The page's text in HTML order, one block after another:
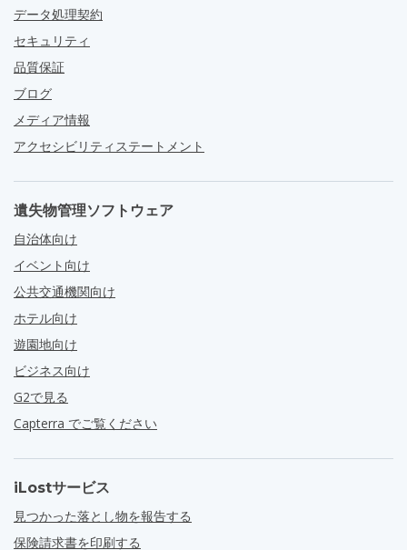
データ処理契約
セキュリティ
品質保証
ブログ
メディア情報
アクセシビリティステートメント
遺失物管理ソフトウェア
自治体向け
イベント向け
公共交通機関向け
ホテル向け
遊園地向け
ビジネス向け
G2で見る
Capterra でご覧ください
iLostサービス
見つかった落とし物を報告する
保険請求書を印刷する